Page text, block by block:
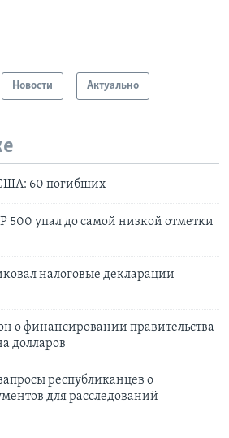
Новости Актуально
60 погибших
500 упал до самой низкой отметки
налоговые декларации
о финансировании правительства
долларов
республиканцев о
для расследований